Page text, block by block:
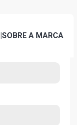
|SOBRE A MARCA